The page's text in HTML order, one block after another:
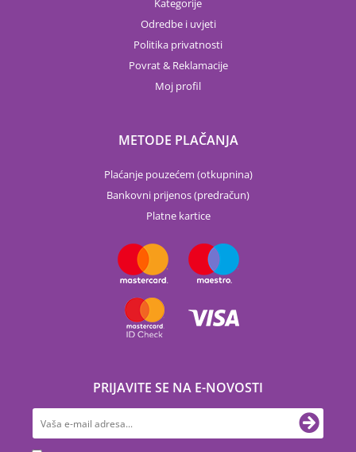
Kategorije
Odredbe i uvjeti
Politika privatnosti
Povrat & Reklamacije
Moj profil
METODE PLAČANJA
Plaćanje pouzećem (otkupnina)
Bankovni prijenos (predračun)
Platne kartice
PRIJAVITE SE NA E-NOVOSTI